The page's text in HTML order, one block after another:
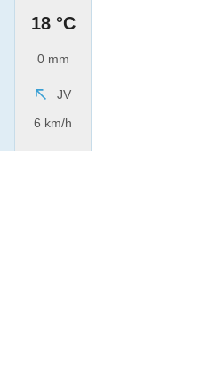
18 °C
0 mm
JV
6 km/h